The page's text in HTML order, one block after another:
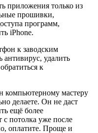
приложения только из
прошивки,
программ,
iPhone.
к заводским
антивирус, удалить
к
компьютерному мастеру
делаете. Он не даст
ещё более
с потолка уже после
оплатите. Проще и